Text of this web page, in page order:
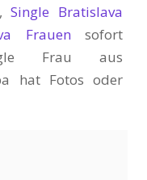
,Single Bratislava
Frauen sofort
Frau aus
hat Fotos oder